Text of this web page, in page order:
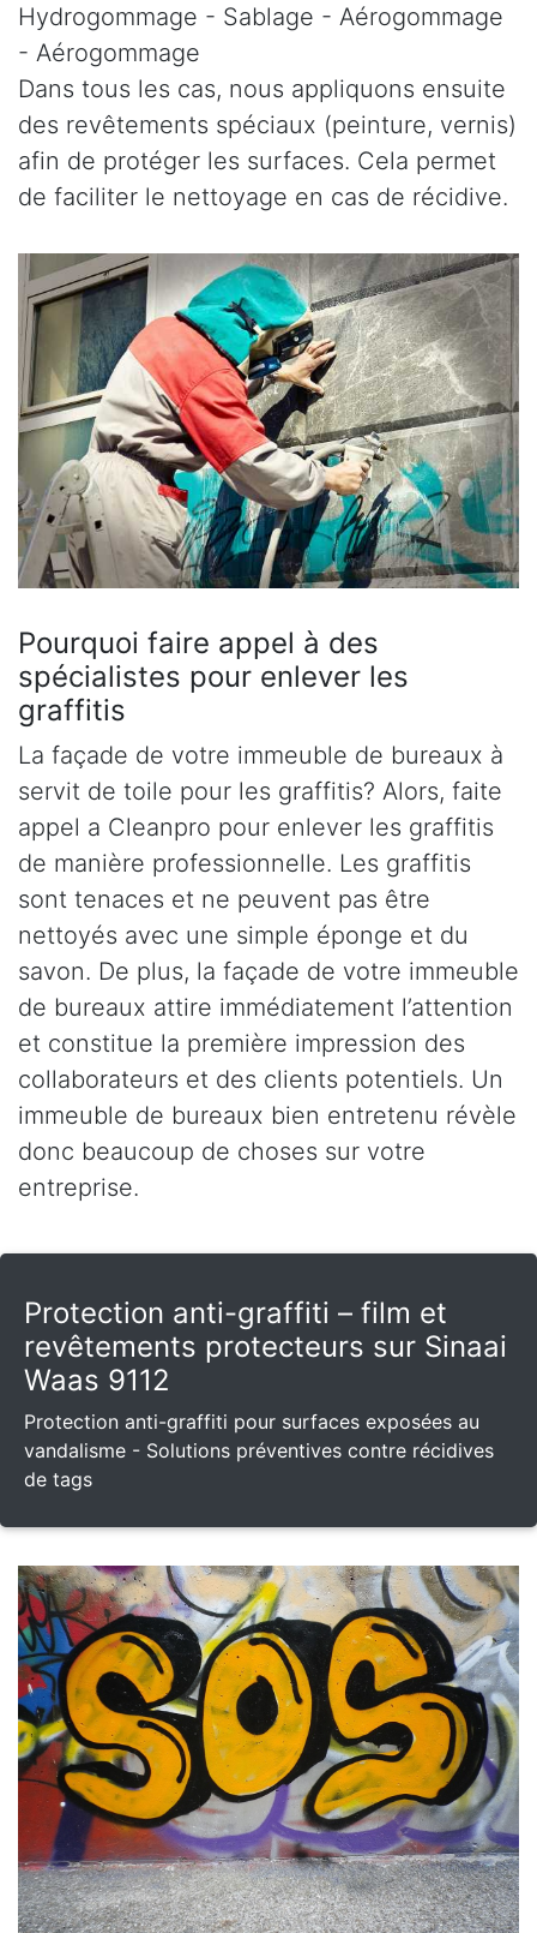
Hydrogommage - Sablage - Aérogommage
- Aérogommage
Dans tous les cas, nous appliquons ensuite
des revêtements spéciaux (peinture, vernis)
afin de protéger les surfaces. Cela permet
de faciliter le nettoyage en cas de récidive.
Pourquoi faire appel à des
spécialistes pour enlever les
graffitis
La façade de votre immeuble de bureaux à
servit de toile pour les graffitis? Alors, faite
appel a Cleanpro pour enlever les graffitis
de manière professionnelle. Les graffitis
sont tenaces et ne peuvent pas être
nettoyés avec une simple éponge et du
savon. De plus, la façade de votre immeuble
de bureaux attire immédiatement l’attention
et constitue la première impression des
collaborateurs et des clients potentiels. Un
immeuble de bureaux bien entretenu révèle
donc beaucoup de choses sur votre
entreprise.
Protection anti-graffiti – film et
revêtements protecteurs sur Sinaai
Waas 9112
Protection anti-graffiti pour surfaces exposées au
vandalisme - Solutions préventives contre récidives
de tags